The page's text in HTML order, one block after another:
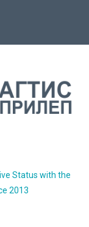
Status with the
2013